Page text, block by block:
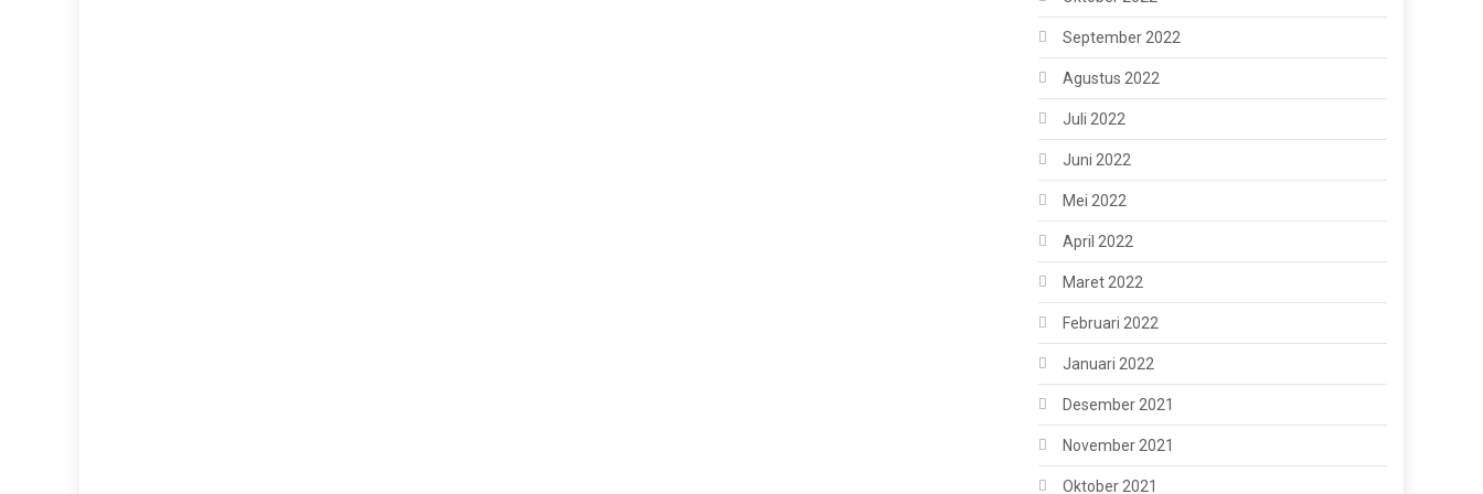
September 2022
Agustus 2022
Juli 2022
Juni 2022
Mei 2022
April 2022
Maret 2022
Februari 2022
Januari 2022
Desember 2021
November 2021
Oktober 2021